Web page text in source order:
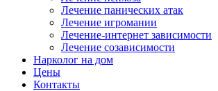
Лечение панических атак
Лечение игромании
Лечение-интернет зависимости
Лечение созависимости
Нарколог на дом
Цены
Контакты